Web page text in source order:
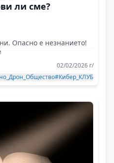
ли сме?
Опасно е незнанието!
02/02/2026 г/
#Кибер_КЛУБ